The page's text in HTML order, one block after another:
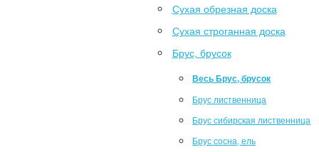
Сухая обрезная доска
Сухая строганная доска
Брус, брусок
Весь Брус, брусок
Брус лиственница
Брус сибирская лиственница
Брус сосна, ель